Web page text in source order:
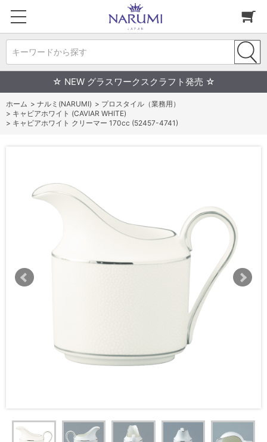
キーワードから探す
☆ NEW グラスワークスクラフト発売 ☆
ホーム > ナルミ(NARUMI) > プロスタイル（業務用）
> キャビアホワイト (CAVIAR WHITE)
> キャビアホワイト クリーマー 170cc (52457-4741)